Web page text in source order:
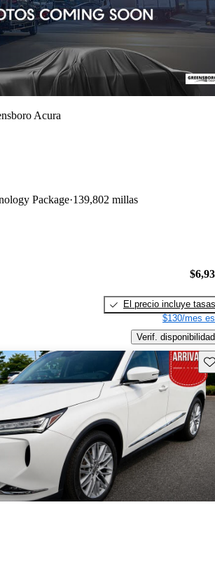
Acura
Package 139,802 millas
El precio incluye tasas
$130/mes
Verif. disponibilidad